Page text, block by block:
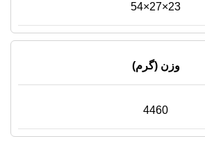
23×27×54
وزن (گرم)
4460